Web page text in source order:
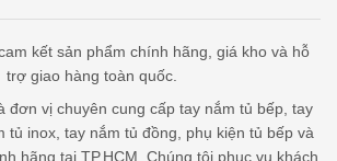
kết sản phẩm chính hãng, giá kho và hỗ
trợ giao hàng toàn quốc.
đơn vị chuyên cung cấp tay nắm tủ bếp, tay
tủ inox, tay nắm tủ đồng, phụ kiện tủ bếp và
hãng tại TP.HCM. Chúng tôi phục vụ khách